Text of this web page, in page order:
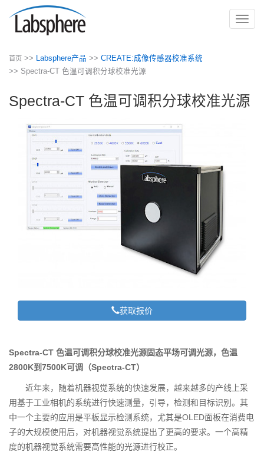
切
首页 >> Labsphere产品 >> CREATE:成像传感器校准系统
>> Spectra-CT 色温可调积分球校准光源
Spectra-CT 色温可调积分球校准光源
获取报价
Spectra-CT 色温可调积分球校准光源固态平场可调光源，色温
2800K到7500K可调（Spectra-CT）
近年来，随着机器视觉系统的快速发展，越来越多的产线上采
用基于工业相机的系统进行快速测量，引导，检测和目标识别。其
中一个主要的应用是平板显示检测系统，尤其是OLED面板在消费电
子的大规模使用后，对机器视觉系统提出了更高的要求。一个高精
度的机器视觉系统需要高性能的光源进行校正。